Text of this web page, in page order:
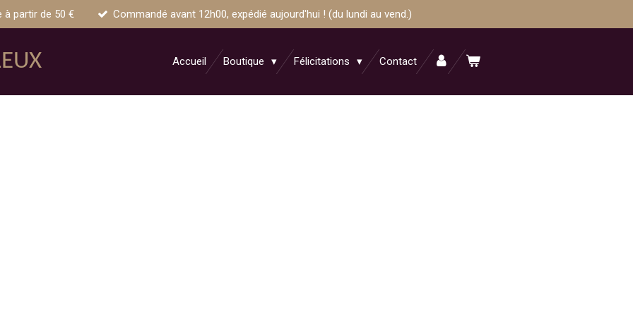
à partir de 50 € Commandé avant 12h00, expédié aujourd'hui ! (du lundi au vend.)
Accueil Boutique Félicitations Contact